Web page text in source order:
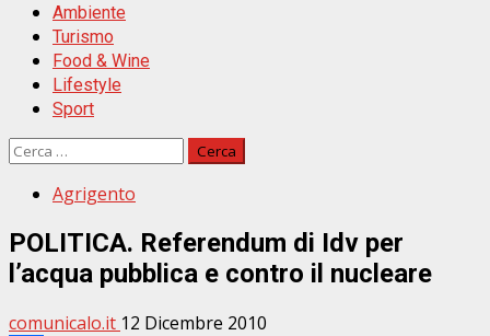
Ambiente
Turismo
Food & Wine
Lifestyle
Sport
Ricerca
Agrigento
POLITICA. Referendum di Idv per
l’acqua pubblica e contro il nucleare
comunicalo.it 12 Dicembre 2010